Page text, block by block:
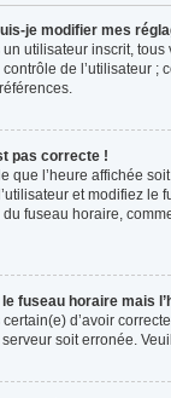
je modifier mes
utilisateur inscrit,
de l’utilisateur ;
pas correcte !
que l’heure affichée
et modifiez le
fuseau horaire,
le fuseau horaire mais
d’avoir
serveur soit erronée.